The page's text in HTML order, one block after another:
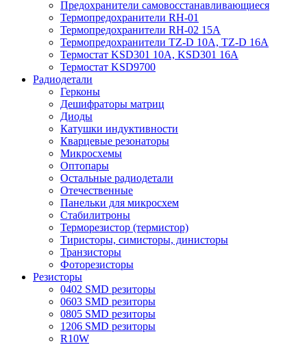
Предохранители самовосстанавливающиеся
Термопредохранители RH-01
Термопредохранители RH-02 15A
Термопредохранители TZ-D 10A, TZ-D 16A
Термостат KSD301 10A, KSD301 16A
Термостат KSD9700
Радиодетали
Герконы
Дешифраторы матриц
Диоды
Катушки индуктивности
Кварцевые резонаторы
Микросхемы
Оптопары
Остальные радиодетали
Отечественные
Панельки для микросхем
Стабилитроны
Терморезистор (термистор)
Тиристоры, симисторы, динисторы
Транзисторы
Фоторезисторы
Резисторы
0402 SMD резиторы
0603 SMD резиторы
0805 SMD резиторы
1206 SMD резиторы
R10W